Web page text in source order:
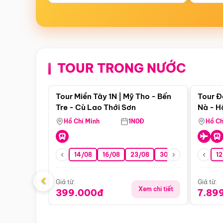
TOUR TRONG NƯỚC
Điểm nổi bật
Tour Miền Tây 1N | Mỹ Tho - Bến
Tre - Cù Lao Thới Sơn
Hồ Chí Minh 1N0Đ
14/08 16/08 23/08 30/08 06/09
Giá từ:
399.000đ Xem chi tiết
Tour
Nà -
Nha
Hồ
Giá từ:
‹